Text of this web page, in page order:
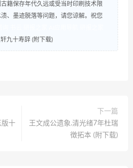
籍保存年代久远或受当时印刷技术限
、墨迹脱落等问题，请您谅解。祝您
九十寿辞 (附下载)
版十
下一篇
王文成公遗象.清光绪7年杜瑞
徴拓本 (附下载)